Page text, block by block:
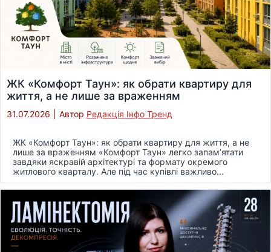
ЖК «Комфорт Таун»: як обрати квартиру для
життя, а не лише за враженням
31.07.2026 Автор Редакція Інфо Тренд
ЖК «Комфорт Таун»: як обрати квартиру для життя, а не
лише за враженням «Комфорт Таун» легко запам’ятати
завдяки яскравій архітектурі та формату окремого
житлового кварталу. Але під час купівлі важливо...